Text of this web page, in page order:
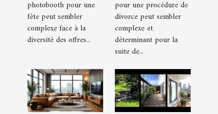
pour votre fête
photobooth pour une
fête peut sembler
complexe face à la
diversité des offres...
procédure de
divorce ?
pour une procédure de
divorce peut sembler
complexe et
déterminant pour la
suite de...